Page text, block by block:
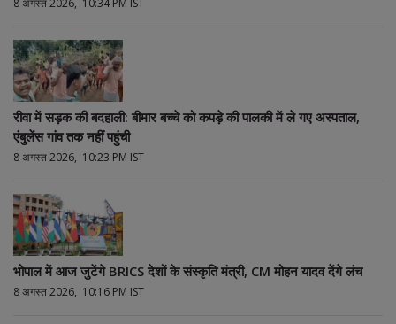
8 अगस्त 2026, 10:34 PM IST
रीवा में सड़क की बदहाली: बीमार बच्चे को कपड़े की पालकी में ले गए अस्पताल,
एंबुलेंस गांव तक नहीं पहुंची
8 अगस्त 2026, 10:23 PM IST
भोपाल में आज जुटेंगे BRICS देशों के संस्कृति मंत्री, CM मोहन यादव देंगे लंच
8 अगस्त 2026, 10:16 PM IST